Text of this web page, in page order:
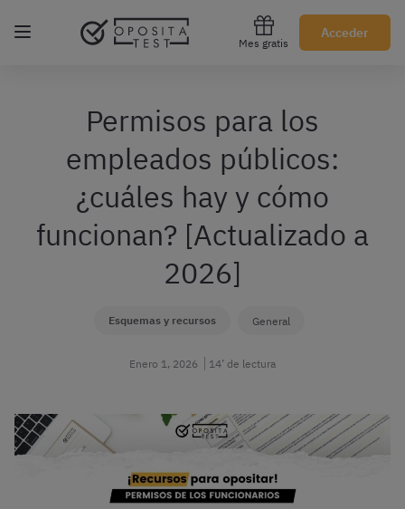
Mes gratis
Acceder
Regístrate gratis
Permisos para los
empleados públicos:
¿cuáles hay y cómo
funcionan? [Actualizado a
2026]
Esquemas y recursos General
Enero 1, 2026 14’ de lectura